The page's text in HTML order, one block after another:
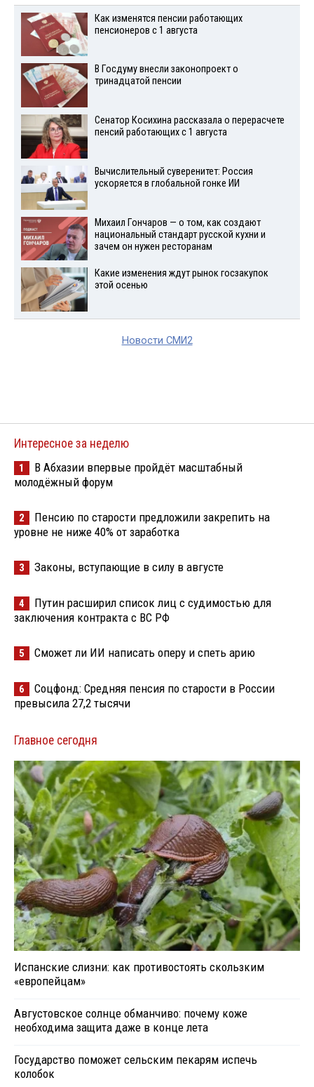
Как изменятся пенсии работающих
пенсионеров с 1 августа
В Госдуму внесли законопроект о
тринадцатой пенсии
Сенатор Косихина рассказала о перерасчете
пенсий работающих с 1 августа
Вычислительный суверенитет: Россия
ускоряется в глобальной гонке ИИ
Михаил Гончаров — о том, как создают
национальный стандарт русской кухни и
зачем он нужен ресторанам
Какие изменения ждут рынок госзакупок
этой осенью
Новости СМИ2
Интересное за неделю
1
В Абхазии впервые пройдёт масштабный
молодёжный форум
2
Пенсию по старости предложили закрепить на
уровне не ниже 40% от заработка
3 Законы, вступающие в силу в августе
4
Путин расширил список лиц с судимостью для
заключения контракта с ВС РФ
5 Сможет ли ИИ написать оперу и спеть арию
6
Соцфонд: Средняя пенсия по старости в России
превысила 27,2 тысячи
Главное сегодня
Испанские слизни: как противостоять скользким
«европейцам»
Августовское солнце обманчиво: почему коже
необходима защита даже в конце лета
Государство поможет сельским пекарям испечь
колобок